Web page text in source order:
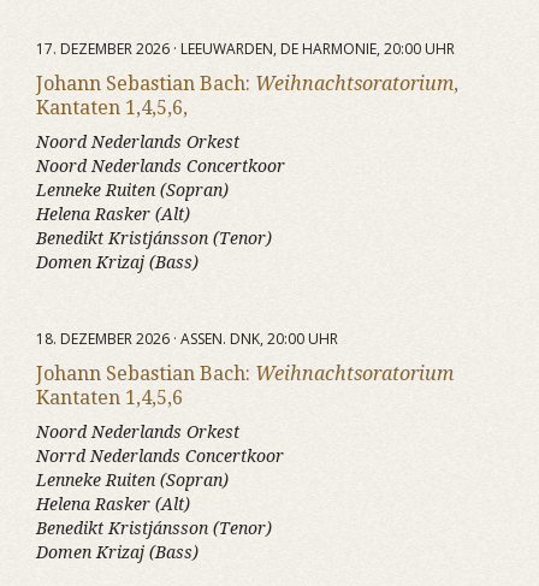
17. DEZEMBER 2026 · LEEUWARDEN, DE HARMONIE, 20:00 UHR
Johann Sebastian Bach: Weihnachtsoratorium,
Kantaten 1,4,5,6,
Noord Nederlands Orkest
Noord Nederlands Concertkoor
Lenneke Ruiten (Sopran)
Helena Rasker (Alt)
Benedikt Kristjánsson (Tenor)
Domen Krizaj (Bass)
18. DEZEMBER 2026 · ASSEN. DNK, 20:00 UHR
Johann Sebastian Bach: Weihnachtsoratorium
Kantaten 1,4,5,6
Noord Nederlands Orkest
Norrd Nederlands Concertkoor
Lenneke Ruiten (Sopran)
Helena Rasker (Alt)
Benedikt Kristjánsson (Tenor)
Domen Krizaj (Bass)